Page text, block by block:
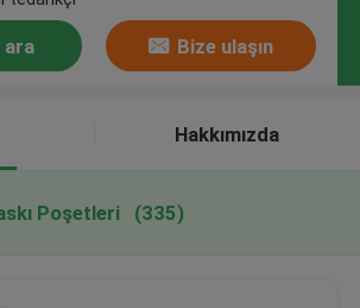
ara Bize ulaşın
Hakkımızda
Poşetleri (335)